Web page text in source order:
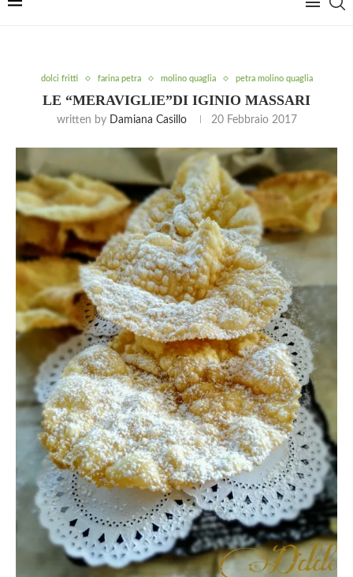
dolci fritti farina petra molino quaglia petra molino quaglia
LE “MERAVIGLIE”DI IGINIO MASSARI
written by Damiana Casillo 20 Febbraio 2017